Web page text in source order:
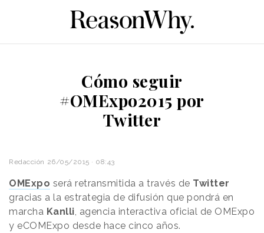
Cómo seguir
#OMExpo2015 por
Twitter
Redacción 26/05/2015 · 08:43
OMExpo será retransmitida a través de Twitter
gracias a la estrategia de difusión que pondrá en
marcha Kanlli , agencia interactiva oficial de OMExpo
y eCOMExpo desde hace cinco años.